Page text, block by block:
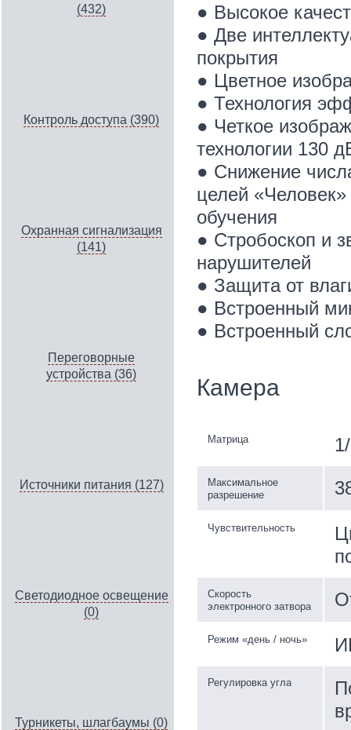
(432)
Контроль доступа (390)
Охранная сигнализация
(141)
Переговорные
устройства (36)
Источники питания (127)
Светодиодное освещение
(0)
Турникеты, шлагбаумы (0)
● Высокое
● Две
покрытия
● Цветное
● Технология
● Четкое
технологии 130
● Снижение
целей
обучения
● Стробоскоп и
нарушителей
● Защита от
● Встроенный
● Встроенный
Камера
Матрица
Максимальное
разрешение
Чувствительность
Скорость
электронного затвора
Режим «день / ночь»
Регулировка угла